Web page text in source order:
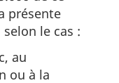
présente
le cas :
au
ou à la